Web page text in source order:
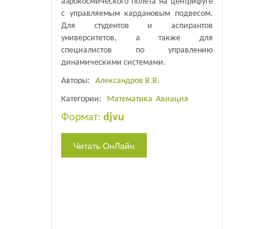
с управляемым кардановым подвесом.
Для студентов и аспирантов
университетов, а также для
специалистов по управлению
динамическими системами.
Авторы: Александров В.В.
Категории: Математика Авиация
Формат: djvu